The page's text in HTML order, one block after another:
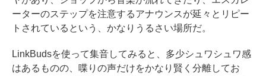
ーターのステップを注意するアナウンスが延々とリピー
トされているという、かなりうるさい場所だ。
LinkBudsを使って集音してみると、多少シュワシュワ感
はあるものの、喋りの声だけをかなり賢く分離してお